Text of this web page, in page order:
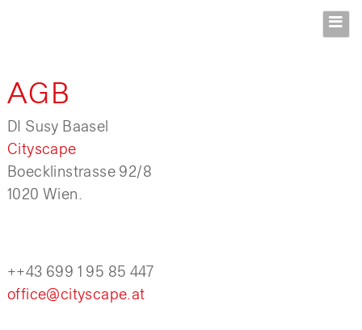
AGB
DI Susy Baasel
Cityscape
Boecklinstrasse 92/8
1020 Wien.
++43 699 1 95 85 447
office@cityscape.at